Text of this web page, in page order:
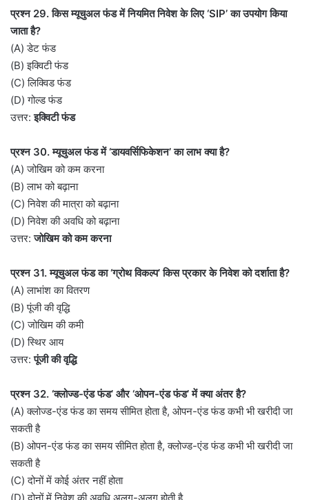
प्रश्न 29. किस म्यूचुअल फंड में नियमित निवेश के लिए ‘SIP’ का उपयोग किया
जाता है?
(A) डेट फंड
(B) इक्विटी फंड
(C) लिक्विड फंड
(D) गोल्ड फंड
उत्तर:इक्विटी फंड
प्रश्न 30. म्यूचुअल फंड में ‘डायवर्सिफिकेशन’ का लाभ क्या है?
(A) जोखिम को कम करना
(B) लाभ को बढ़ाना
(C) निवेश की मात्रा को बढ़ाना
(D) निवेश की अवधि को बढ़ाना
उत्तर:जोखिम को कम करना
प्रश्न 31. म्यूचुअल फंड का ‘ग्रोथ विकल्प’ किस प्रकार के निवेश को दर्शाता है?
(A) लाभांश का वितरण
(B) पूंजी की वृद्धि
(C) जोखिम की कमी
(D) स्थिर आय
उत्तर:पूंजी की वृद्धि
प्रश्न 32. ‘क्लोज्ड-एंड फंड’ और ‘ओपन-एंड फंड’ में क्या अंतर है?
(A) क्लोज्ड-एंड फंड का समय सीमित होता है, ओपन-एंड फंड कभी भी खरीदी जा
सकती है
(B) ओपन-एंड फंड का समय सीमित होता है, क्लोज्ड-एंड फंड कभी भी खरीदी जा
सकती है
(C) दोनों में कोई अंतर नहीं होता